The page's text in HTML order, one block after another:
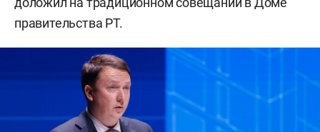
правительства РТ.